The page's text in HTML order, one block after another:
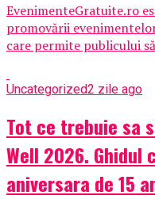
EvenimenteGratuite.ro
promovării
care permite publicului
Uncategorized2 zile ago
Tot ce trebuie sa
Well 2026.
aniversara de 15